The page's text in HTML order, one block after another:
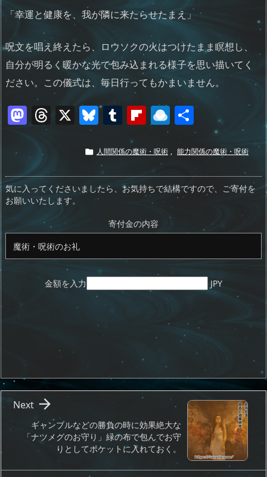
「幸運と健康を、我が隣に来たらせたまえ」
呪文を唱え終えたら、ロウソクの火はつけたまま瞑想し、
自分が明るく暖かな光で包み込まれる様子を思い描いてく
ださい。この儀式は、毎日行ってもかまいません。
M
st
o
d
o
n
T
a
d
s
X Bl
e
sk
y
T
u
m
bl
r
Fl
ip
b
o
ar
d
R
n
d
ro
p.
io
共
有
 人間関係の魔術・呪術 , 能力関係の魔術・呪術
気に入ってくださいましたら、お気持ちで結構ですので、ご寄付を
お願いいたします。
寄付金の内容
金額を入力 JPY
ギャンブルなどの勝負の時に効果絶大な
「ナツメグのお守り」緑の布で包んでお守
りとしてポケットに入れておく。

Next